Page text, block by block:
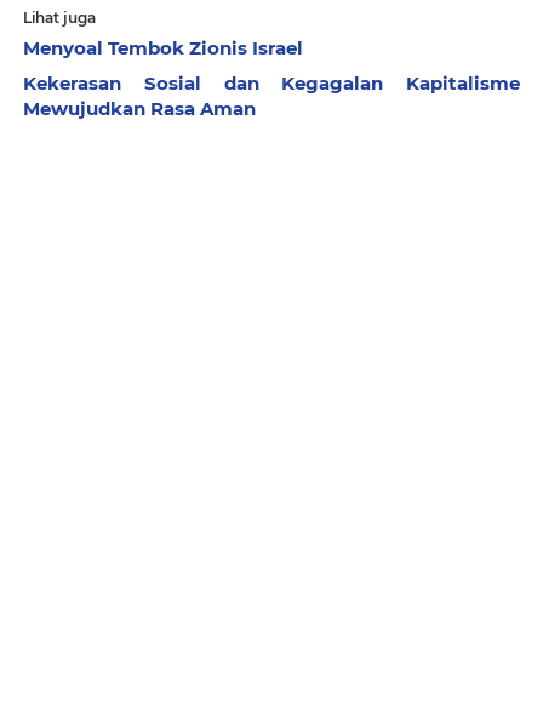
Lihat juga
Menyoal Tembok Zionis Israel
Kekerasan Sosial dan Kegagalan Kapitalisme
Mewujudkan Rasa Aman